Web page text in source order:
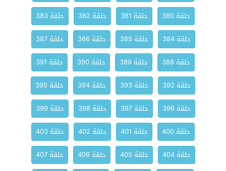
حلقة 380
حلقة 381 حلقة 382
حلقة 383
حلقة 384
حلقة 385 حلقة 386
حلقة 387
حلقة 388
حلقة 389 حلقة 390
حلقة 391
حلقة 392
حلقة 393 حلقة 394
حلقة 395
حلقة 396
حلقة 397 حلقة 398
حلقة 399
حلقة 400
حلقة 401 حلقة 402
حلقة 403
حلقة 404
حلقة 405 حلقة 406
حلقة 407